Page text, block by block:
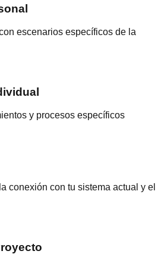
escenarios específicos de la
y procesos específicos
conexión con tu sistema actual y el